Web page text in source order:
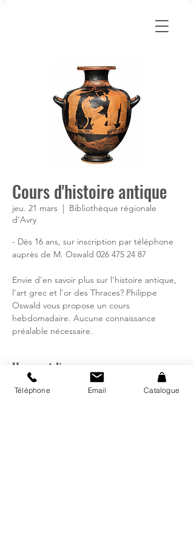
Cours d'histoire antique
jeu. 21 mars
  |
Bibliothèque régionale
d'Avry
- Dès 16 ans, sur inscription par téléphone
auprès de M. Oswald 026 475 24 87
Envie d'en savoir plus sur l'histoire antique,
l'art grec et l'or des Thraces? Philippe
Oswald vous propose un cours
hebdomadaire. Aucune connaissance
préalable nécessaire.
Heure et lieu
21 mars 2024, 19:00 – 21:00
Téléphone Email Catalogue